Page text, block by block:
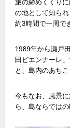
旅の締めくくり
の地として知ら
約3時間で一周で
1989年から瀬戸
田ビエンナーレ
と、島内のあち
今もなお、風景
ら、島ならでは